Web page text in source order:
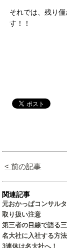
それでは、残り
す！！
< 前の記事
関連記事
元おかっぱコンサル
取り扱い注意
第三者の目線で語る
名大社に入社する方法
3連休は名大社へ！